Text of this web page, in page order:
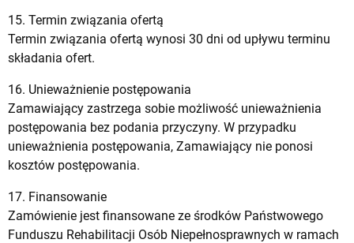
15. Termin związania ofertą
Termin związania ofertą wynosi 30 dni od upływu terminu
składania ofert.
16. Unieważnienie postępowania
Zamawiający zastrzega sobie możliwość unieważnienia
postępowania bez podania przyczyny. W przypadku
unieważnienia postępowania, Zamawiający nie ponosi
kosztów postępowania.
17. Finansowanie
Zamówienie jest finansowane ze środków Państwowego
Funduszu Rehabilitacji Osób Niepełnosprawnych w ramach